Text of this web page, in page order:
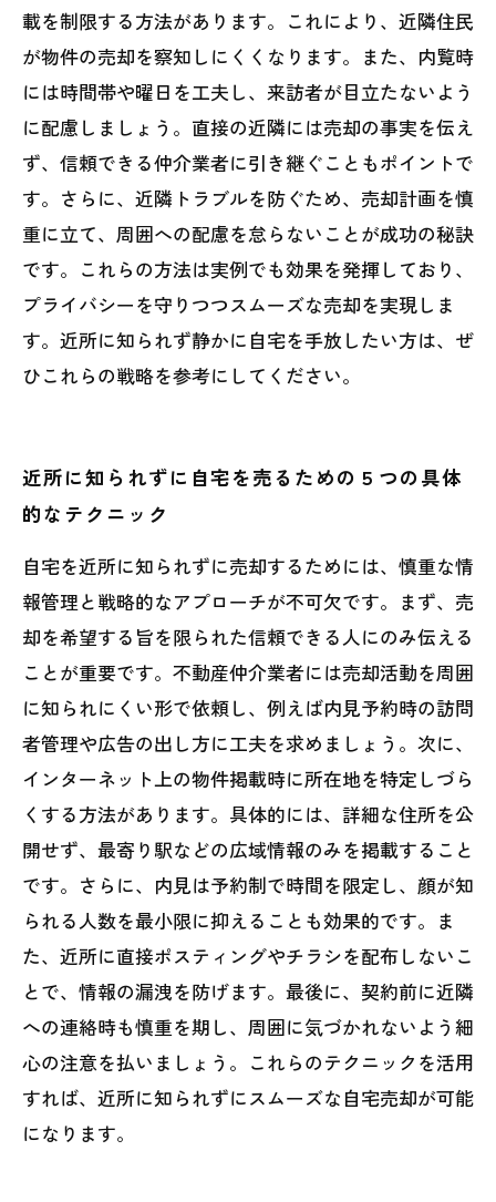
載を制限する方法があります。これにより、近隣住民
が物件の売却を察知しにくくなります。また、内覧時
には時間帯や曜日を工夫し、来訪者が目立たないよう
に配慮しましょう。直接の近隣には売却の事実を伝え
ず、信頼できる仲介業者に引き継ぐこともポイントで
す。さらに、近隣トラブルを防ぐため、売却計画を慎
重に立て、周囲への配慮を怠らないことが成功の秘訣
です。これらの方法は実例でも効果を発揮しており、
プライバシーを守りつつスムーズな売却を実現しま
す。近所に知られず静かに自宅を手放したい方は、ぜ
ひこれらの戦略を参考にしてください。
近所に知られずに自宅を売るための５つの具体
的なテクニック
自宅を近所に知られずに売却するためには、慎重な情
報管理と戦略的なアプローチが不可欠です。まず、売
却を希望する旨を限られた信頼できる人にのみ伝える
ことが重要です。不動産仲介業者には売却活動を周囲
に知られにくい形で依頼し、例えば内見予約時の訪問
者管理や広告の出し方に工夫を求めましょう。次に、
インターネット上の物件掲載時に所在地を特定しづら
くする方法があります。具体的には、詳細な住所を公
開せず、最寄り駅などの広域情報のみを掲載すること
です。さらに、内見は予約制で時間を限定し、顔が知
られる人数を最小限に抑えることも効果的です。ま
た、近所に直接ポスティングやチラシを配布しないこ
とで、情報の漏洩を防げます。最後に、契約前に近隣
への連絡時も慎重を期し、周囲に気づかれないよう細
心の注意を払いましょう。これらのテクニックを活用
すれば、近所に知られずにスムーズな自宅売却が可能
になります。